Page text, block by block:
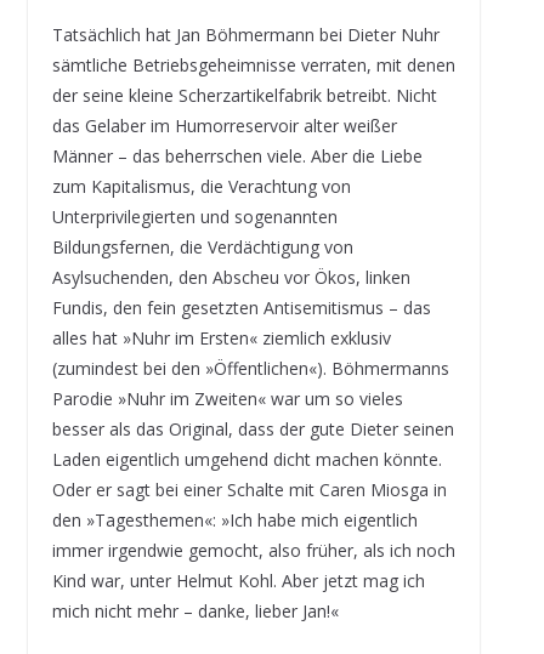
Tatsächlich hat Jan Böhmermann bei Dieter Nuhr
sämtliche Betriebsgeheimnisse verraten, mit denen
der seine kleine Scherzartikelfabrik betreibt. Nicht
das Gelaber im Humorreservoir alter weißer
Männer – das beherrschen viele. Aber die Liebe
zum Kapitalismus, die Verachtung von
Unterprivilegierten und sogenannten
Bildungsfernen, die Verdächtigung von
Asylsuchenden, den Abscheu vor Ökos, linken
Fundis, den fein gesetzten Antisemitismus – das
alles hat »Nuhr im Ersten« ziemlich exklusiv
(zumindest bei den »Öffentlichen«). Böhmermanns
Parodie »Nuhr im Zweiten« war um so vieles
besser als das Original, dass der gute Dieter seinen
Laden eigentlich umgehend dicht machen könnte.
Oder er sagt bei einer Schalte mit Caren Miosga in
den »Tagesthemen«: »Ich habe mich eigentlich
immer irgendwie gemocht, also früher, als ich noch
Kind war, unter Helmut Kohl. Aber jetzt mag ich
mich nicht mehr – danke, lieber Jan!«